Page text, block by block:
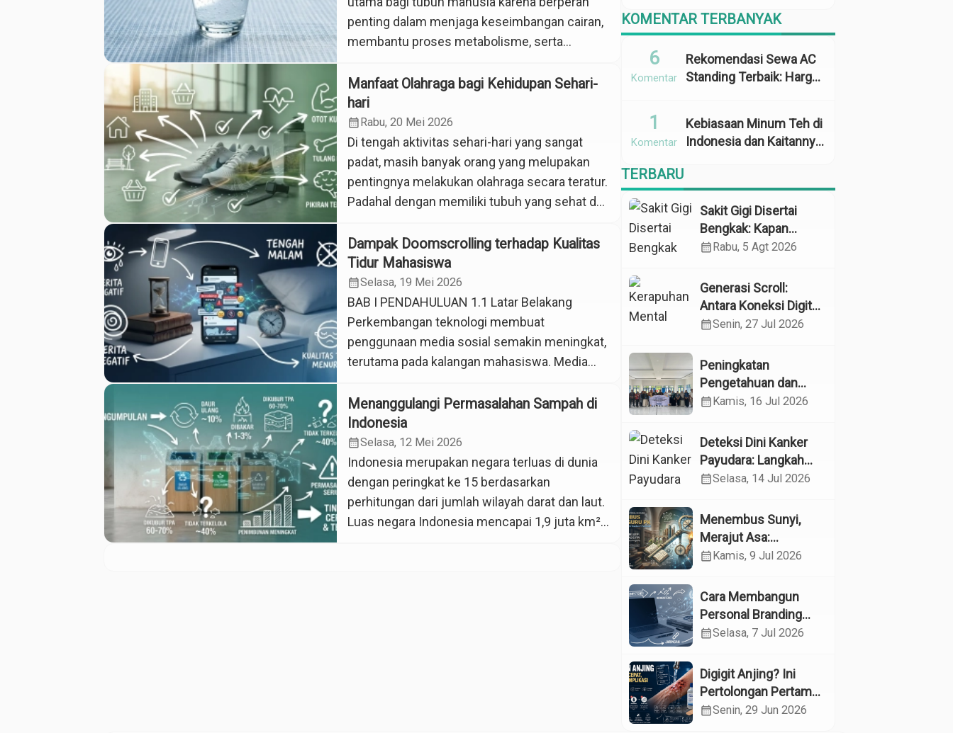
penting dalam menjaga keseimbangan cairan,
membantu proses metabolisme, serta
optimal. Namun, pada kenyataannya masih
banyak masyarakat yang sering melupakan
kebiasaan sederhana ini. Di tengah
meningkatnya tren gaya hidup sehat dan pola
makan seimbang, konsumsi air putih justru
sering […]
Manfaat Olahraga bagi Kehidupan Sehari-
hari
calendar_monthRabu, 20 Mei 2026
Di tengah aktivitas sehari-hari yang sangat
padat, masih banyak orang yang melupakan
pentingnya melakukan olahraga secara teratur.
Padahal dengan memiliki tubuh yang sehat dan
melakukan aktivitas nya dengan baik. Salah
satu cara agar memiliki tubuh yang sehat dan
bugar adalah dengan berolahraga. Olahraga
tidak harus dilakukan dengan alat atau tempat
yang bagus, […]
Dampak Doomscrolling terhadap Kualitas
Tidur Mahasiswa
calendar_monthSelasa, 19 Mei 2026
BAB I PENDAHULUAN 1.1 Latar Belakang
Perkembangan teknologi membuat
penggunaan media sosial semakin meningkat,
terutama pada kalangan mahasiswa. Media
dan mencari informasi sehingga banyak
mahasiswa menghabiskan waktu cukup lama
menggunakan gadget setiap hari. Penggunaan
media sosial yang berlebihan dapat
menimbulkan kebiasaan doomscrolling, yaitu
aktivitas melihat media sosial atau berita
negatif […]
Menanggulangi Permasalahan Sampah di
Indonesia
calendar_monthSelasa, 12 Mei 2026
Indonesia merupakan negara terluas di dunia
dengan peringkat ke 15 berdasarkan
perhitungan dari jumlah wilayah darat dan laut.
Luas negara Indonesia mencapai 1,9 juta km²
Terbit
KOMENTAR TERBANYAK
Rekomendasi Sewa AC
Standing Terbaik: Harga,
6
Komentar
Kebiasaan Minum Teh di
Indonesia dan Kaitannya
Anemia
1
Komentar
TERBARU
Sakit Gigi Disertai
Bengkak: Kapan
Harus Khawatir dan
Dilakukan?
calendar_monthRabu, 5 Agt 2026
Generasi Scroll:
Antara Koneksi Digital
dan Kerapuhan
calendar_monthSenin, 27 Jul 2026
Peningkatan
Pengetahuan dan
Perilaku Pemeliharaan
Reproduksi pada
Lansia melalui
Edukasi dan
Konseling di UPTD
Lanjut Usia Binjai
calendar_monthKamis, 16 Jul 2026
Deteksi Dini Kanker
Payudara: Langkah
Sederhana yang
Nyawa
calendar_monthSelasa, 14 Jul 2026
Menembus Sunyi,
Merajut Asa:
Menyelami Jantung
Pendidikan Khusus
calendar_monthKamis, 9 Jul 2026
Cara Membangun
Personal Branding
sebagai Dokter di Era
calendar_monthSelasa, 7 Jul 2026
Digigit Anjing? Ini
Pertolongan Pertama
yang Tepat dan Kapan
calendar_monthSenin, 29 Jun 2026